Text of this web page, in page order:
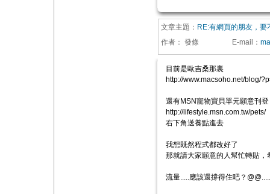
文章主題： RE:有網頁的朋友，
作者： 發條 E-mail ：
目前是歐吉桑那裏
http://www.macsoho.net/blog/
還有MSN寵物寶貝單元願意刊登
http://lifestyle.msn.com.tw/pets/
右下角送養點進去
我想既然程式都改好了
那就請大家願意的人幫忙轉貼
流量.....應該還撐得住吧？